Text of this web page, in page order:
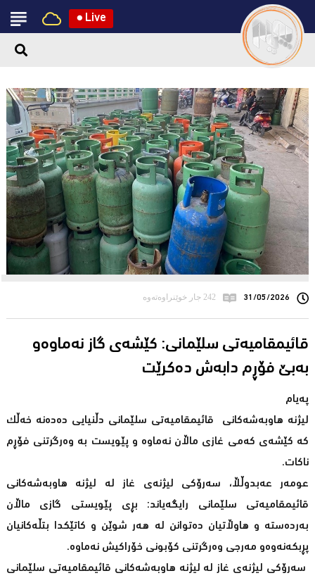
● Live
31/05/2026 242 جار خوێنراوەتەوە
قائیمقامیەتی سلێمانی: کێشەی گاز نەماوەو
بەبێ فۆڕم دابەش دەکرێت
پەیام
لیژنە هاوبەشەکانى قائیمقامیەتی سلێمانی دڵنیایی دەدەنە خەڵک
کە کێشەی کەمی غازی ماڵان نەماوە و پێویست بە وەرگرتنی فۆڕم
ناکات.
عومەر عەبدوڵڵا، سەرۆکی لیژنەی غاز لە لیژنە هاوبەشەکانی
قائیمقامیەتی سلێمانی رایگەیاند: بڕی پێویستی گازی ماڵان
بەردەستە و هاوڵاتیان دەتوانن لە هەر شوێن و کاتێکدا بتڵەکانیان
پڕبکەنەوەو مەرجی وەرگرتنی کۆبونی خۆراکیش نەماوە.
سەرۆکی لیژنەی غاز لە لیژنە هاوبەشەکانی قائیمقامیەتی سلێمانی